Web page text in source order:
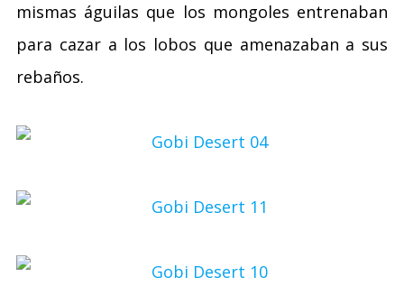
mismas águilas que los mongoles entrenaban
para cazar a los lobos que amenazaban a sus
rebaños.